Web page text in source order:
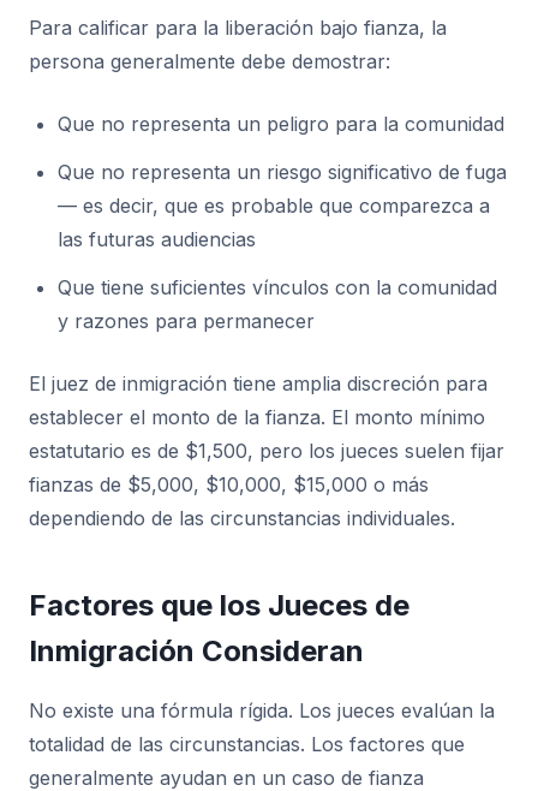
Para calificar para la liberación bajo fianza, la
persona generalmente debe demostrar:
Que no representa un peligro para la comunidad
Que no representa un riesgo significativo de fuga
— es decir, que es probable que comparezca a
las futuras audiencias
Que tiene suficientes vínculos con la comunidad
y razones para permanecer
El juez de inmigración tiene amplia discreción para
establecer el monto de la fianza. El monto mínimo
estatutario es de $1,500, pero los jueces suelen fijar
fianzas de $5,000, $10,000, $15,000 o más
dependiendo de las circunstancias individuales.
Factores que los Jueces de
Inmigración Consideran
No existe una fórmula rígida. Los jueces evalúan la
totalidad de las circunstancias. Los factores que
generalmente ayudan en un caso de fianza